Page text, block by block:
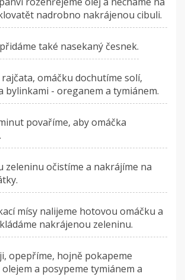
nadrobno nakrájenou cibuli.
také nasekaný česnek.
omáčku dochutíme solí,
bylinkami - oreganem a tymiánem.
povaříme, aby omáčka
zeleninu očistíme a nakrájíme na
mísy nalijeme hotovou omáčku a
nakrájenou zeleninu.
opepříme, hojně pokapeme
a posypeme tymiánem a